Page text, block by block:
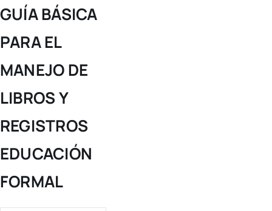
Skip
to
content
GUÍA BÁSICA
PARA EL
MANEJO DE
LIBROS Y
REGISTROS
EDUCACIÓN
FORMAL